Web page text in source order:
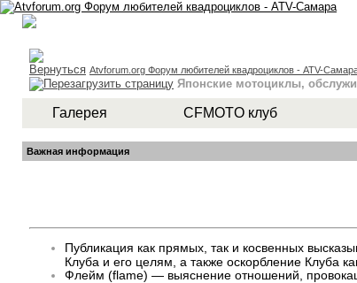
Atvforum.org Форум любителей квадроциклов - ATV-
Японские мотоциклы,
Галерея CFMOTO клуб
Важная информация
Публикация как прямых, так и косвенных
Клуба и его целям, а также оскорбление Клуба
Флейм (flame) — выяснение отношений,